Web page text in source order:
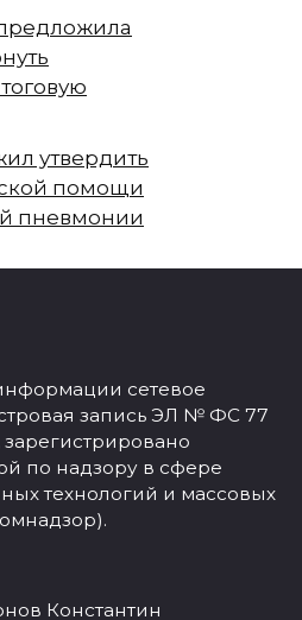
утвердить
помощи
пневмонии
сетевое
запись ЭЛ № ФС 77
зарегистрировано
по надзору в сфере
технологий и массовых
Константин